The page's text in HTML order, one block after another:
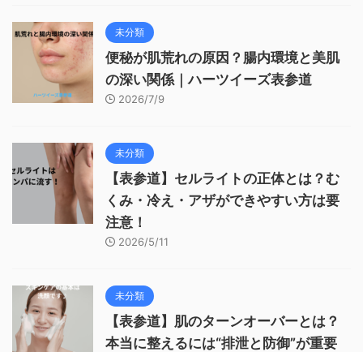
未分類
便秘が肌荒れの原因？腸内環境と美肌
の深い関係｜ハーツイーズ表参道
2026/7/9
未分類
【表参道】セルライトの正体とは？む
くみ・冷え・アザができやすい方は要
注意！
2026/5/11
未分類
【表参道】肌のターンオーバーとは？
本当に整えるには“排泄と防御”が重要